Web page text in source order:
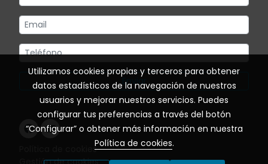
Enviar
Política de cookies
Utilizamos cookies propias y terceros para obtener
datos estadísticos de la navegación de nuestros
usuarios y mejorar nuestros servicios. Puedes
configurar tus preferencias a través del botón
“Configurar” o obtener más información en nuestra
Política de cookies.